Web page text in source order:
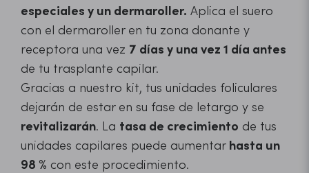
especiales y un dermaroller. Aplica el suero
con el dermaroller en tu zona donante y
receptora una vez 7 días y una vez 1 día antes
de tu trasplante capilar.
Gracias a nuestro kit, tus unidades foliculares
dejarán de estar en su fase de letargo y se
revitalizarán. La tasa de crecimiento de tus
unidades capilares puede aumentar hasta un
98 % con este procedimiento.